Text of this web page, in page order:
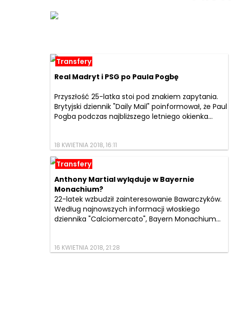
Transfery
Real Madryt i PSG po Paula Pogbę
Przyszłość 25-latka stoi pod znakiem zapytania.
Brytyjski dziennik "Daily Mail" poinformował, że Paul
Pogba podczas najbliższego letniego okienka...
18 KWIETNIA 2018, 16:11
Transfery
Anthony Martial wyląduje w Bayernie
Monachium?
22-latek wzbudził zainteresowanie Bawarczyków.
Według najnowszych informacji włoskiego
dziennika "Calciomercato", Bayern Monachium...
16 KWIETNIA 2018, 21:28